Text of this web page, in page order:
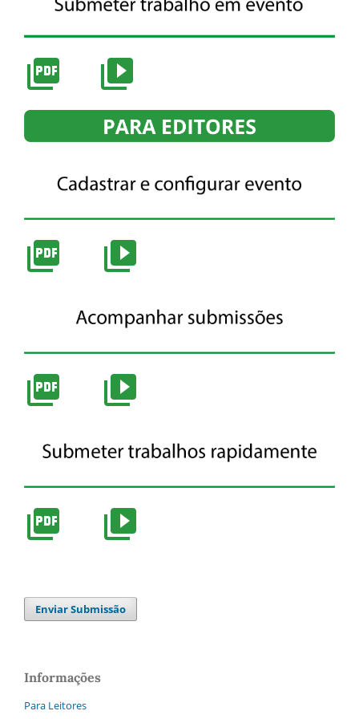
Enviar Submissão
Informações
Para Leitores